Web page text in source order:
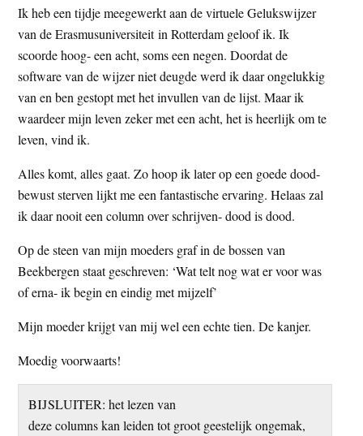
Ik heb een tijdje meegewerkt aan de virtuele Gelukswijzer
van de Erasmusuniversiteit in Rotterdam geloof ik. Ik
scoorde hoog- een acht, soms een negen. Doordat de
software van de wijzer niet deugde werd ik daar ongelukkig
van en ben gestopt met het invullen van de lijst. Maar ik
waardeer mijn leven zeker met een acht, het is heerlijk om te
leven, vind ik.
Alles komt, alles gaat. Zo hoop ik later op een goede dood-
bewust sterven lijkt me een fantastische ervaring. Helaas zal
ik daar nooit een column over schrijven- dood is dood.
Op de steen van mijn moeders graf in de bossen van
Beekbergen staat geschreven: ‘Wat telt nog wat er voor was
of erna- ik begin en eindig met mijzelf’
Mijn moeder krijgt van mij wel een echte tien. De kanjer.
Moedig voorwaarts!
BIJSLUITER: het lezen van
deze columns kan leiden tot groot geestelijk ongemak,